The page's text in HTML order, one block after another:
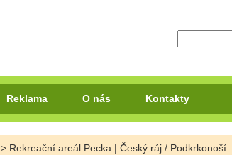
Reklama O nás Kontakty
> Rekreační areál Pecka | Český ráj / Podkrkonoší